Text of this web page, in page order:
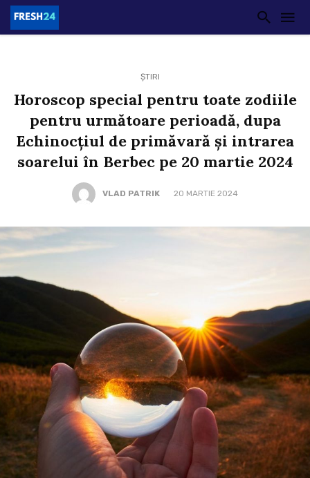
ȘTIRI
Horoscop special pentru toate zodiile
pentru următoare perioadă, dupa
Echinocțiul de primăvară și intrarea
soarelui în Berbec pe 20 martie 2024
VLAD PATRIK 20 MARTIE 2024